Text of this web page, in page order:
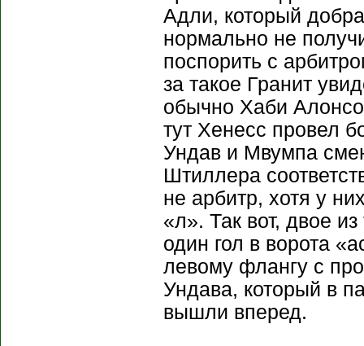
Адли, который
нормально не
поспорить с
за такое Гранит
обычно Хаби
тут Хенесс провел
Ундав и Мвумпа
Штиллера
не арбитр, хотя у
«л». Так вот, двое
один гол в ворота
левому флангу с
Ундава, который в
вышли вперед.